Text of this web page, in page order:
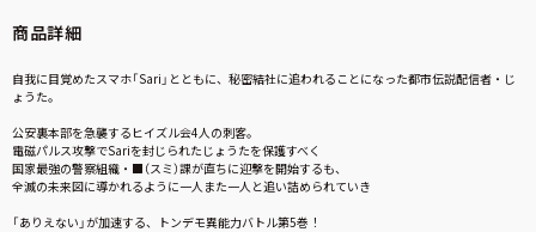
商品詳細
自我に目覚めたスマホ「Sari」とともに、秘密結社に追われることになった都市伝説配信者・じ
ょうた。
公安裏本部を急襲するヒイズル会4人の刺客。
電磁パルス攻撃でSariを封じられたじょうたを保護すべく
国家最強の警察組織・■（スミ）課が直ちに迎撃を開始するも、
全滅の未来図に導かれるように一人また一人と追い詰められていき――
「ありえない」が加速する、トンデモ異能力バトル第5巻！